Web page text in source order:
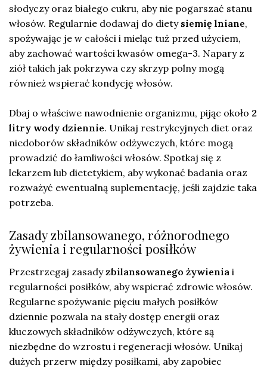
słodyczy oraz białego cukru, aby nie pogarszać stanu
włosów. Regularnie dodawaj do diety siemię lniane,
spożywając je w całości i mieląc tuż przed użyciem,
aby zachować wartości kwasów omega-3. Napary z
ziół takich jak pokrzywa czy skrzyp polny mogą
również wspierać kondycję włosów.
Dbaj o właściwe nawodnienie organizmu, pijąc około 2
litry wody dziennie. Unikaj restrykcyjnych diet oraz
niedoborów składników odżywczych, które mogą
prowadzić do łamliwości włosów. Spotkaj się z
lekarzem lub dietetykiem, aby wykonać badania oraz
rozważyć ewentualną suplementację, jeśli zajdzie taka
potrzeba.
Zasady zbilansowanego, różnorodnego
żywienia i regularności posiłków
Przestrzegaj zasadyzbilansowanego żywienia i
regularności posiłków, aby wspierać zdrowie włosów.
Regularne spożywanie pięciu małych posiłków
dziennie pozwala na stały dostęp energii oraz
kluczowych składników odżywczych, które są
niezbędne do wzrostu i regeneracji włosów. Unikaj
dużych przerw między posiłkami, aby zapobiec